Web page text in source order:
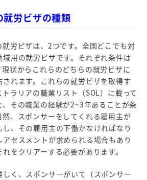
就労ビザの種類
労ビザは、2つです。全国どこでも対
用の就労ビザです。それぞれ条件は
状からこれらのどちらの就労ビザに
れます。これらの就労ビザを取得す
ラリアの職業リスト（SOL）に載って
その職業の経験が2~3年あることが条
、スポンサーをしてくれる雇用主が
、その雇用主の下働かなければなり
セスメントが求められる場合もあり
をクリアーする必要があります。
く、スポンサーがいて（スポンサー